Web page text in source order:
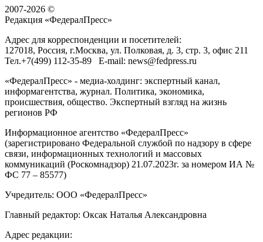
2007-2026 ©
Редакция «ФедералПресс»
Адрес для корреспонденции и посетителей:
127018, Россия, г.Москва, ул. Полковая, д. 3, стр. 3, офис 211
Тел.+7(499) 112-35-89 E-mail: news@fedpress.ru
«ФедералПресс» - медиа-холдинг: экспертный канал,
информагентства, журнал. Политика, экономика,
происшествия, общество. Экспертный взгляд на жизнь
регионов РФ
Информационное агентство «ФедералПресс»
(зарегистрировано Федеральной службой по надзору в сфере
связи, информационных технологий и массовых
коммуникаций (Роскомнадзор) 21.07.2023г. за номером ИА №
ФС 77 – 85577)
Учредитель: ООО «ФедералПресс»
Главный редактор: Оксак Наталья Александровна
Адрес редакции: